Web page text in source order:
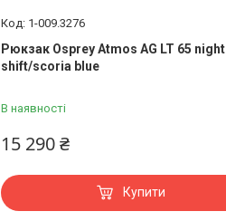
1-009.3276
Рюкзак Osprey Atmos AG LT 65 night
shift/scoria blue
В наявності
15 290 ₴
Купити